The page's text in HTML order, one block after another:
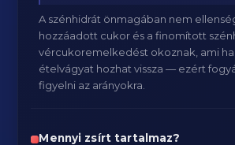
A szénhidrát önmagában nem
hozzáadott cukor és a finomított
vércukoremelkedést okoznak, ami
ételvágyat hozhat vissza — ezért
figyelni az arányokra.
Mennyi zsírt tartalmaz?